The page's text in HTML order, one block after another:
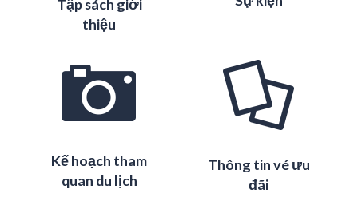
Tập sách giới
thiệu
Kế hoạch tham
quan du lịch
Thông tin vé ưu
đãi